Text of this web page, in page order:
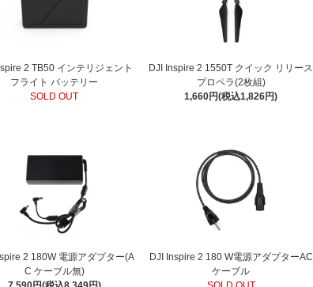
2 TB50 インテリジェント
フライト バッテリー
SOLD OUT
DJI Inspire 2 1550T クイック リリース
プロペラ(2枚組)
1,660円(税込1,826円)
2 180W 電源アダプター(A
C ケーブル無)
DJI Inspire 2 180 W電源アダプターAC
ケーブル